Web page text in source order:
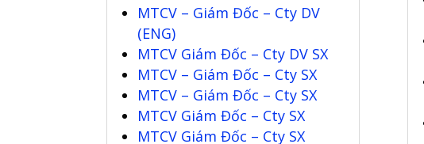
MTCV – Giám Đốc – Cty DV
(ENG)
MTCV Giám Đốc – Cty DV SX
MTCV – Giám Đốc – Cty SX
MTCV – Giám Đốc – Cty SX
MTCV Giám Đốc – Cty SX
MTCV Giám Đốc – Cty SX